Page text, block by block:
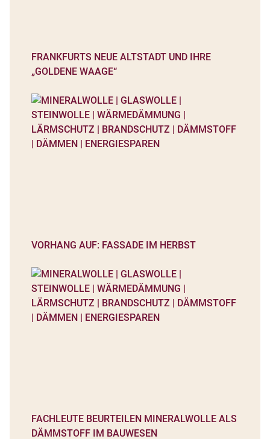
FRANKFURTS NEUE ALTSTADT UND IHRE
„GOLDENE WAAGE“
VORHANG AUF: FASSADE IM HERBST
FACHLEUTE BEURTEILEN MINERALWOLLE ALS
DÄMMSTOFF IM BAUWESEN